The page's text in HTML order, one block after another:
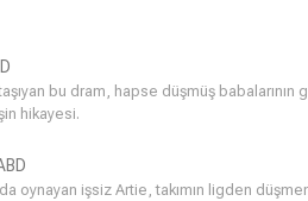
bu dram, hapse düşmüş babalarının
hikayesi.
oynayan işsiz Artie, takımın ligden